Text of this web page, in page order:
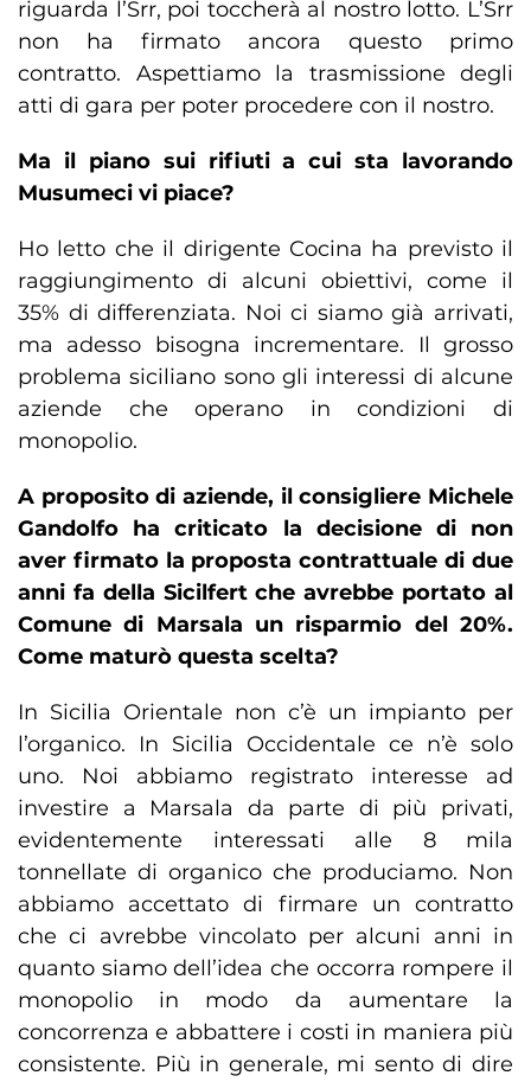
riguarda l’Srr, poi toccherà al nostro lotto. L’Srr
non ha firmato ancora questo primo
contratto. Aspettiamo la trasmissione degli
atti di gara per poter procedere con il nostro.
Ma il piano sui rifiuti a cui sta lavorando
Musumeci vi piace?
Ho letto che il dirigente Cocina ha previsto il
raggiungimento di alcuni obiettivi, come il
35% di differenziata. Noi ci siamo già arrivati,
ma adesso bisogna incrementare. Il grosso
problema siciliano sono gli interessi di alcune
aziende che operano in condizioni di
monopolio.
A proposito di aziende, il consigliere Michele
Gandolfo ha criticato la decisione di non
aver firmato la proposta contrattuale di due
anni fa della Sicilfert che avrebbe portato al
Comune di Marsala un risparmio del 20%.
Come maturò questa scelta?
In Sicilia Orientale non c’è un impianto per
l’organico. In Sicilia Occidentale ce n’è solo
uno. Noi abbiamo registrato interesse ad
investire a Marsala da parte di più privati,
evidentemente interessati alle 8 mila
tonnellate di organico che produciamo. Non
abbiamo accettato di firmare un contratto
che ci avrebbe vincolato per alcuni anni in
quanto siamo dell’idea che occorra rompere il
monopolio in modo da aumentare la
concorrenza e abbattere i costi in maniera più
consistente. Più in generale, mi sento di dire